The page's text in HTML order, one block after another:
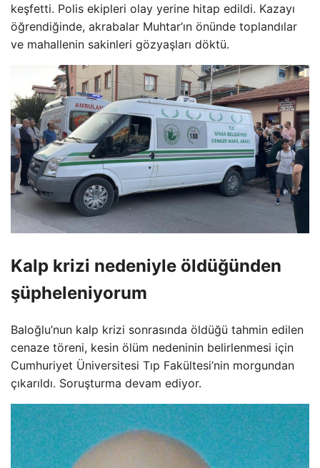
keşfetti. Polis ekipleri olay yerine hitap edildi. Kazayı
öğrendiğinde, akrabalar Muhtar’ın önünde toplandılar
ve mahallenin sakinleri gözyaşları döktü.
Kalp krizi nedeniyle öldüğünden
şüpheleniyorum
Baloğlu’nun kalp krizi sonrasında öldüğü tahmin edilen
cenaze töreni, kesin ölüm nedeninin belirlenmesi için
Cumhuriyet Üniversitesi Tıp Fakültesi’nin morgundan
çıkarıldı. Soruşturma devam ediyor.